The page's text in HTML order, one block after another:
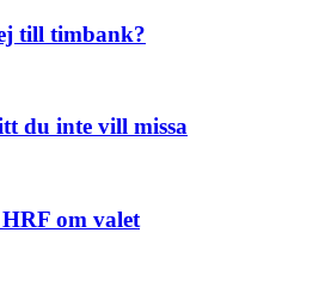
till timbank?
du inte vill missa
om valet